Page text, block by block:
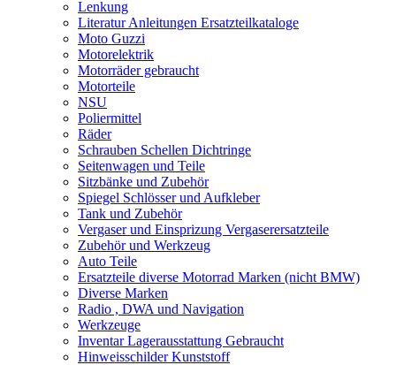
Lenkung
Literatur Anleitungen Ersatzteilkataloge
Moto Guzzi
Motorelektrik
Motorräder gebraucht
Motorteile
NSU
Poliermittel
Räder
Schrauben Schellen Dichtringe
Seitenwagen und Teile
Sitzbänke und Zubehör
Spiegel Schlösser und Aufkleber
Tank und Zubehör
Vergaser und Einsprizung Vergaserersatzteile
Zubehör und Werkzeug
Auto Teile
Ersatzteile diverse Motorrad Marken (nicht BMW)
Diverse Marken
Radio , DWA und Navigation
Werkzeuge
Inventar Lagerausstattung Gebraucht
Hinweisschilder Kunststoff